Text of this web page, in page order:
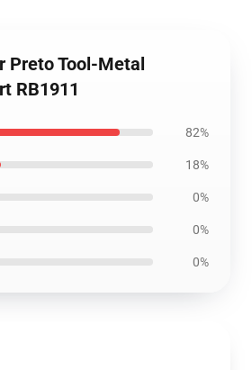
Preto Tool-Metal
RB1911
82%
18%
0%
0%
0%